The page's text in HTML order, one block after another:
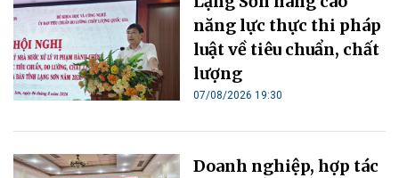
năng lực thực thi pháp
luật về tiêu chuẩn, chất
lượng
07/08/2026 19:30
Doanh nghiệp, hợp tác